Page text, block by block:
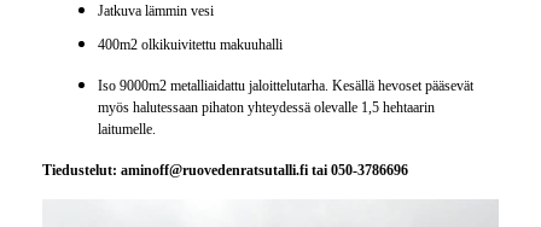
Jatkuva lämmin vesi
400m2 olkikuivitettu makuuhalli
Iso 9000m2 metalliaidattu jaloittelutarha. Kesällä hevoset pääsevät
myös halutessaan pihaton yhteydessä olevalle 1,5 hehtaarin
laitumelle.
Tiedustelut: aminoff@ruovedenratsutalli.fi tai 050-3786696